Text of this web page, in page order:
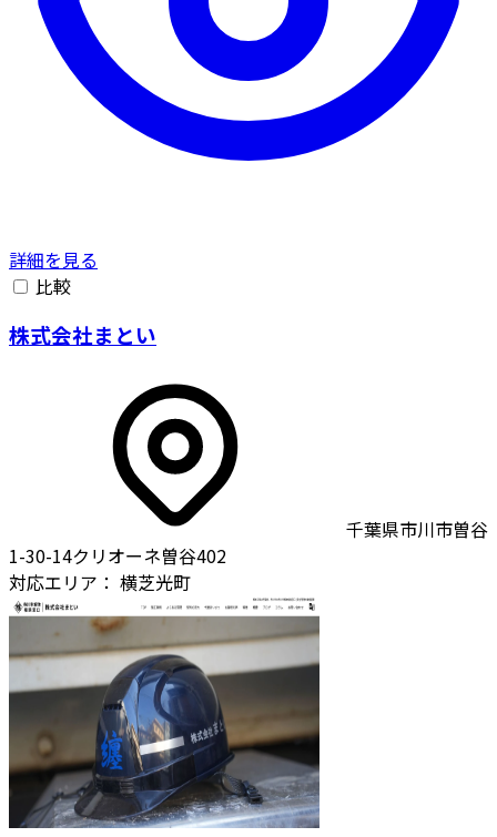
詳細を見る
比較
株式会社まとい
千葉県市川市曽谷
1-30-14クリオーネ曽谷402
対応エリア： 横芝光町